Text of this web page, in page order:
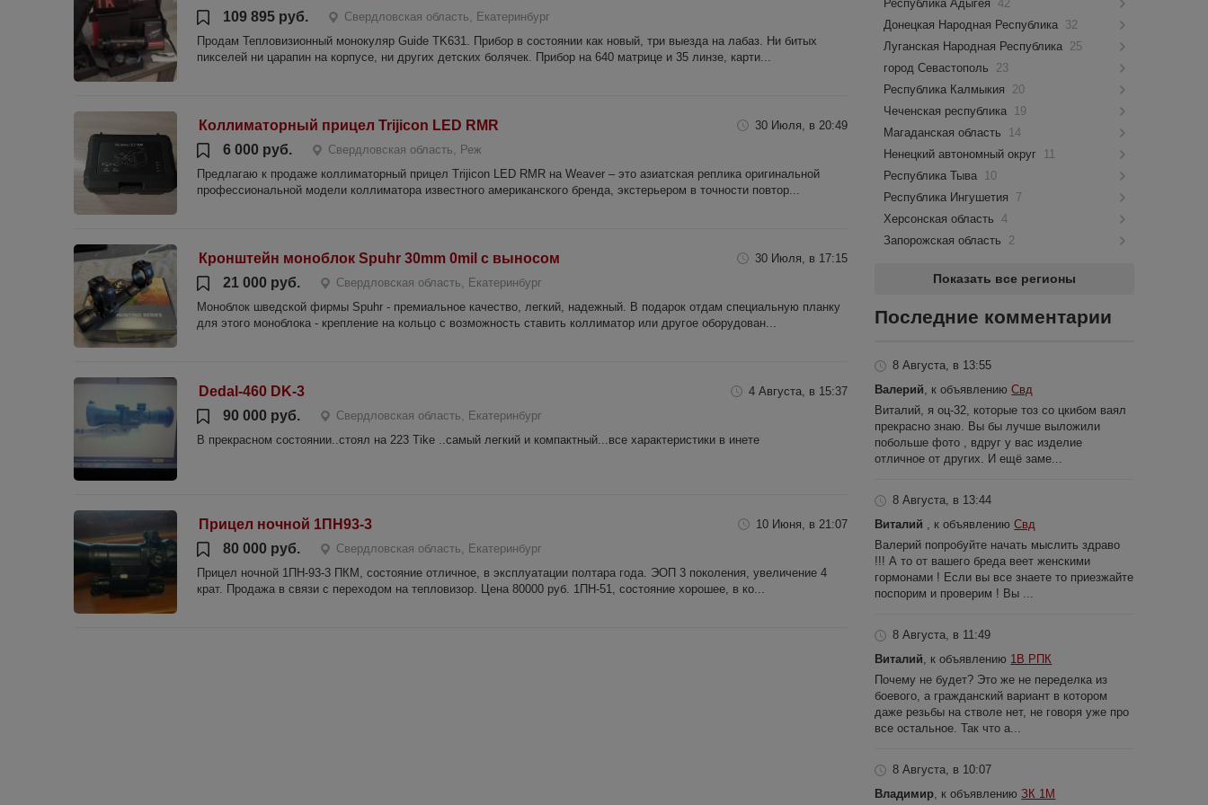
109 895 руб.
Свердловская область, Екатеринбург
Продам Тепловизионный монокуляр Guide TK631. Прибор в состоянии как новый, три выезда на лабаз. Ни битых
пикселей ни царапин на корпусе, ни других детских болячек. Прибор на 640 матрице и 35 линзе, карти...
Коллиматорный прицел Trijicon LED RMR 30 Июля, в 20:49
6 000 руб.
Свердловская область, Реж
Предлагаю к продаже коллиматорный прицел Trijicon LED RMR на Weaver – это азиатская реплика оригинальной
профессиональной модели коллиматора известного американского бренда, экстерьером в точности повтор...
Кронштейн моноблок Spuhr 30mm 0mil с выносом 30 Июля, в 17:15
21 000 руб.
Свердловская область, Екатеринбург
Моноблок шведской фирмы Spuhr - премиальное качество, легкий, надежный. В подарок отдам специальную планку
для этого моноблока - крепление на кольцо с возможность ставить коллиматор или другое оборудован...
Dedal-460 DK-3 4 Августа, в 15:37
90 000 руб.
Свердловская область, Екатеринбург
В прекрасном состоянии..стоял на 223 Tike ..самый легкий и компактный...все характеристики в инете
Прицел ночной 1ПН93-3 10 Июня, в 21:07
80 000 руб.
Свердловская область, Екатеринбург
Прицел ночной 1ПН-93-3 ПКМ, состояние отличное, в эксплуатации полтара года. ЭОП 3 поколения, увеличение 4
крат. Продажа в связи с переходом на тепловизор. Цена 80000 руб. 1ПН-51, состояние хорошее, в ко...
Республика Адыгея
42
Донецкая Народная Республика 32
Луганская Народная Республика 25
город Севастополь
23
Республика Калмыкия
20
Чеченская республика 19
Магаданская область
14
Ненецкий автономный округ 11
Республика Тыва 10
Республика Ингушетия
7
Херсонская область
4
Запорожская область
2
Показать все регионы
Последние комментарии
8 Августа, в 13:55
Валерий , к объявлениюСвд
Виталий, я оц-32, которые тоз со цкибом ваял
прекрасно знаю. Вы бы лучше выложили
побольше фото , вдруг у вас изделие
отличное от других. И ещё заме...
8 Августа, в 13:44
Виталий
, к объявлениюСвд
Валерий попробуйте начать мыслить здраво
!!! А то от вашего бреда веет женскими
гормонами ! Если вы все знаете то приезжайте
поспорим и проверим ! Вы ...
8 Августа, в 11:49
Виталий , к объявлению 1В РПК
Почему не будет? Это же не переделка из
боевого, а гражданский вариант в котором
даже резьбы на стволе нет, не говоря уже про
все остальное. Так что а...
8 Августа, в 10:07
Владимир , к объявлениюЗК 1М